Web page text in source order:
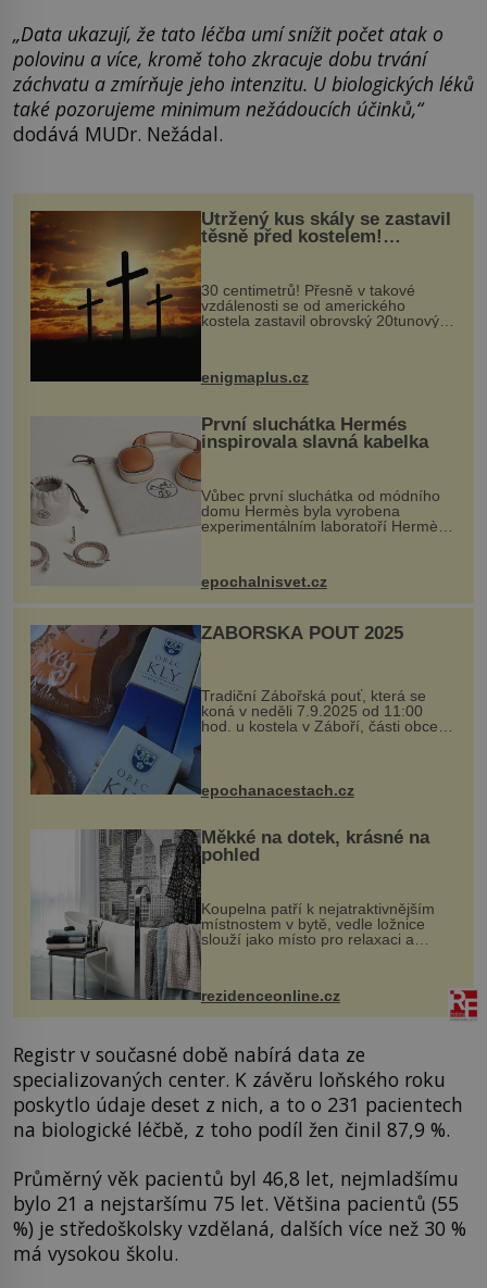
„Data ukazují, že tato léčba umí snížit počet atak o
polovinu a více, kromě toho zkracuje dobu trvání
záchvatu a zmírňuje jeho intenzitu. U biologických léků
také pozorujeme minimum nežádoucích účinků,“
dodává MUDr. Nežádal.
Utržený kus skály se zastavil
těsně před kostelem!
Ochránila ho boží síla?
30 centimetrů! Přesně v takové
vzdálenosti se od amerického
kostela zastavil obrovský 20tunový
...
enigmaplus.cz
První sluchátka Hermés
inspirovala slavná kabelka
Vůbec první sluchátka od módního
domu Hermès byla vyrobena
experimentálním laboratoří Hermès
kovový...
epochalnisvet.cz
ZÁBOŘSKÁ POUŤ 2025
Tradiční Zábořská pouť, která se
koná v neděli 7.9.2025 od 11:00
hod. u kostela v Záboří, části obce
Kly u Mělníka. V programu naleznete
komentovanou prohlídku kostela,
epochanacestach.cz
Měkké na dotek, krásné na
pohled
Koupelna patří k nejatraktivnějším
místnostem v bytě, vedle ložnice
slouží jako místo pro relaxaci a
odpočinek. Koupelnový textil –
ručníky, osušky a koberečky –
mohou jako mávnutím kouzelného
proutku...
rezidenceonline.cz
Registr v současné době nabírá data ze
specializovaných center. K závěru loňského roku
poskytlo údaje deset z nich, a to o 231 pacientech
na biologické léčbě, z toho podíl žen činil 87,9 %.
Průměrný věk pacientů byl 46,8 let, nejmladšímu
bylo 21 a nejstaršímu 75 let. Většina pacientů (55
%) je středoškolsky vzdělaná, dalších více než 30 %
má vysokou školu.